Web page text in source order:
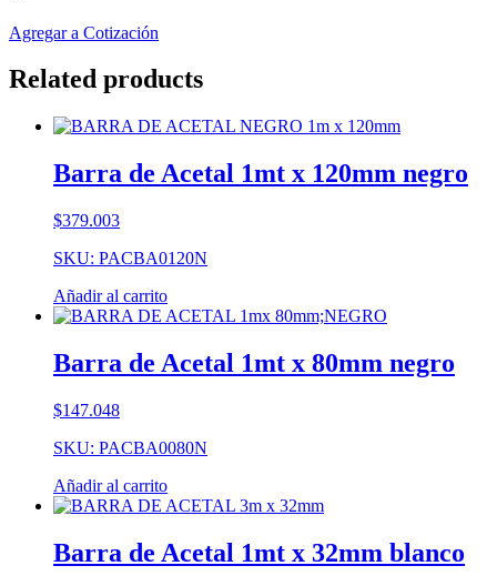
Agregar a Cotización
Related products
Barra de Acetal 1mt x 120mm negro
$379.003
SKU: PACBA0120N
Añadir al carrito
Barra de Acetal 1mt x 80mm negro
$147.048
SKU: PACBA0080N
Añadir al carrito
Barra de Acetal 1mt x 32mm blanco